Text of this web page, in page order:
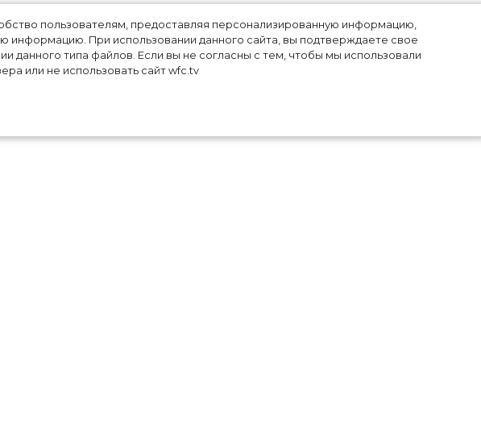
пользователям, предоставляя персонализированную информацию,
информацию. При использовании данного сайта, вы подтверждаете свое
данного типа файлов. Если вы не согласны с тем, чтобы мы использовали
или не использовать сайт wfc.tv
своей
не